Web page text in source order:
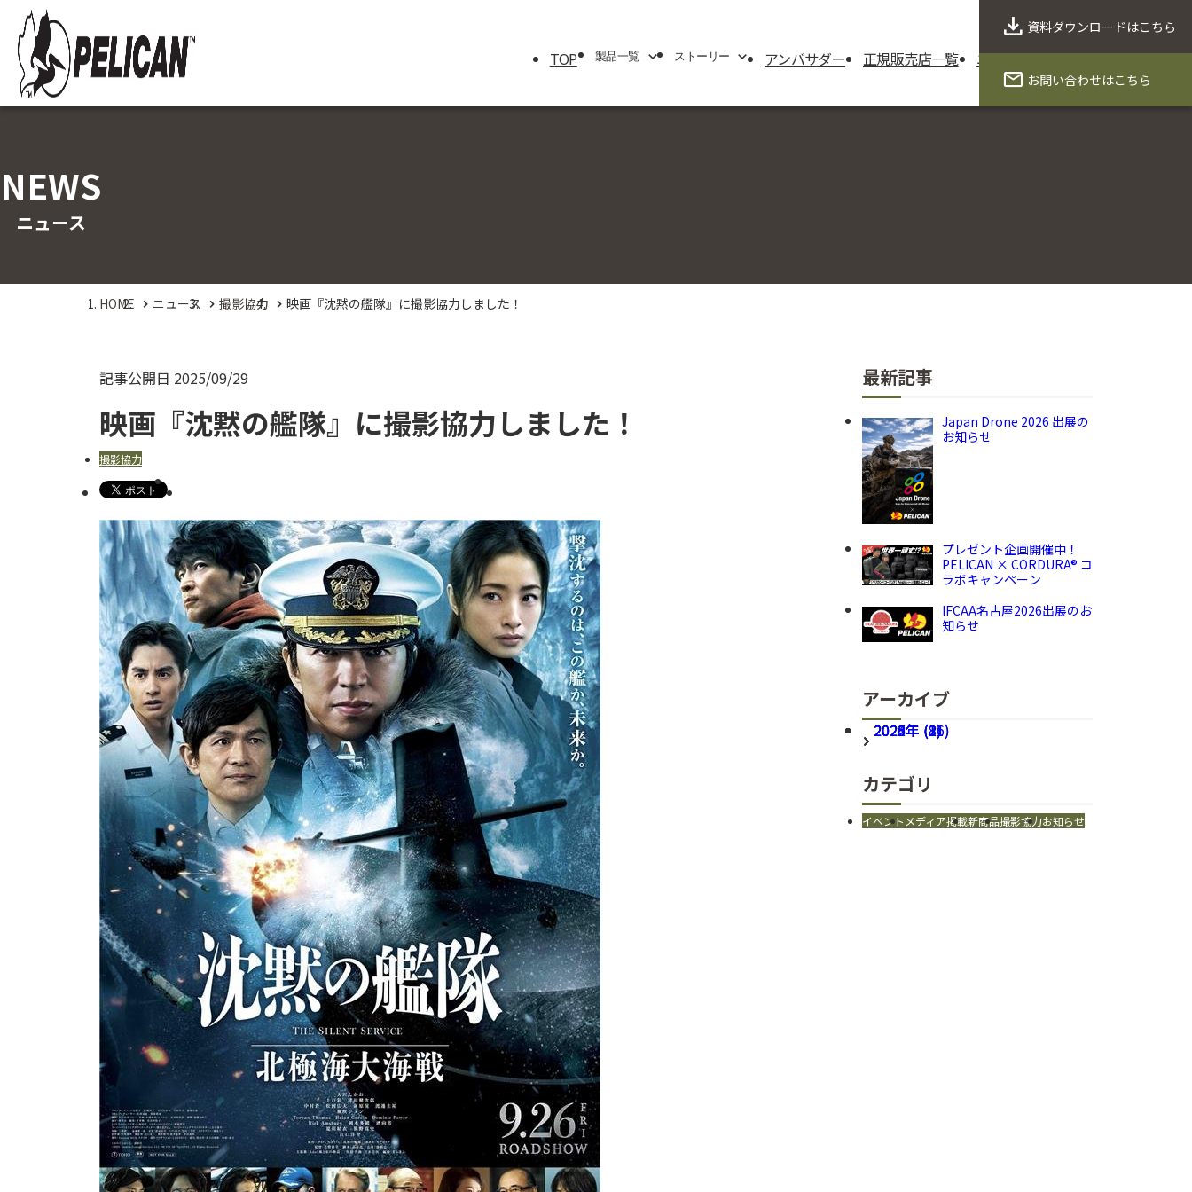
TOP 製品一覧
その他の製品
ストーリー アンバサダー 正規販売店一覧 ニュース 製品保証 会社概要
資料ダウンロード はこちら
お問い合わせはこちら
NEWS
ニュース
HOME ニュース 撮影協力 映画『沈黙の艦隊』に撮影協力しました！
記事公開日 2025/09/29
映画『沈黙の艦隊』に撮影協力しました！
撮影協力
最新記事
Japan Drone 2026 出展の
お知らせ
プレゼント企画開催中！
PELICAN × CORDURA® コ
ラボキャンペーン
IFCAA名古屋2026出展のお
知らせ
アーカイブ
2026年 (16)
2025年 (31)
2024年 (8)
2023年 (3)
2022年 (2)
カテゴリ
イベント メディア掲載新商品撮影協力お知らせ